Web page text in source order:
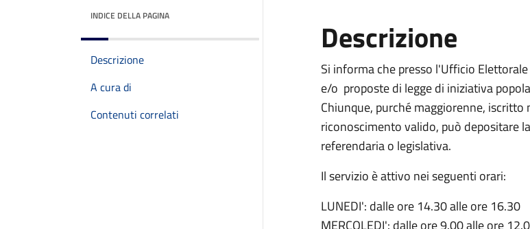
INDICE DELLA PAGINA
Descrizione
A cura di
Contenuti correlati
Descrizione
Si informa che presso l'Ufficio
e/o proposte di legge di iniziativa
Chiunque, purché maggiorenne,
riconoscimento valido, può depositare
referendaria o legislativa.
Il servizio è attivo nei seguenti orari:
LUNEDI': dalle ore 14.30 alle ore 16.30
MERCOLEDI': dalle ore 9.00 alle ore